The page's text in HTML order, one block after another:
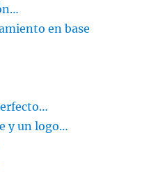
en base
y un logo…